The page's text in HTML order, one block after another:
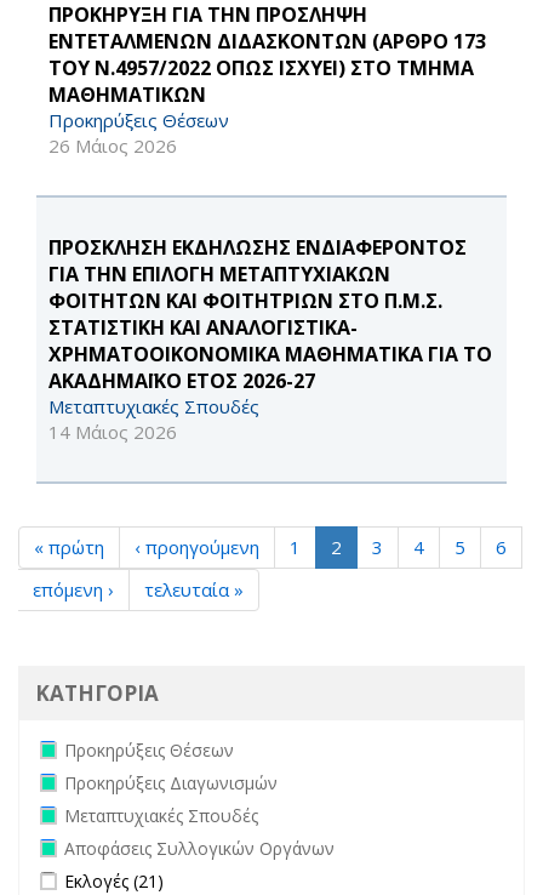
ΠΡΟΚΗΡΥΞΗ ΓΙΑ ΤΗΝ ΠΡΟΣΛΗΨΗ
ΕΝΤΕΤΑΛΜΕΝΩΝ ΔΙΔΑΣΚΟΝΤΩΝ (ΑΡΘΡΟ 173
ΤΟΥ Ν.4957/2022 ΟΠΩΣ ΙΣΧΥΕΙ) ΣΤΟ ΤΜΗΜΑ
ΜΑΘΗΜΑΤΙΚΩΝ
Προκηρύξεις Θέσεων
26 Μάιος 2026
ΠΡΟΣΚΛΗΣΗ ΕΚΔΗΛΩΣΗΣ ΕΝΔΙΑΦΕΡΟΝΤΟΣ
ΓΙΑ ΤΗΝ ΕΠΙΛΟΓΗ ΜΕΤΑΠΤΥΧΙΑΚΩΝ
ΦΟΙΤΗΤΩΝ ΚΑΙ ΦΟΙΤΗΤΡΙΩΝ ΣΤΟ Π.Μ.Σ.
ΣΤΑΤΙΣΤΙΚΗ ΚΑΙ ΑΝΑΛΟΓΙΣΤΙΚΑ-
ΧΡΗΜΑΤΟΟΙΚΟΝΟΜΙΚΑ ΜΑΘΗΜΑΤΙΚΑ ΓΙΑ ΤΟ
ΑΚΑΔΗΜΑΪΚΟ ΕΤΟΣ 2026-27
Μεταπτυχιακές Σπουδές
14 Μάιος 2026
« πρώτη ‹ προηγούμενη 1 2 3 4 5
6
επόμενη ›
τελευταία »
ΚΑΤΗΓΟΡΙΑ
Remove Προκηρύξεις Θέσεων filter
Προκηρύξεις Θέσεων
Remove Προκηρύξεις Διαγωνισμών filter
Προκηρύξεις Διαγωνισμών
Remove Μεταπτυχιακές Σπουδές filter
Μεταπτυχιακές Σπουδές
Remove Αποφάσεις Συλλογικών Οργάνων filter
Αποφάσεις Συλλογικών Οργάνων
Apply Εκλογές filter
Εκλογές (21)